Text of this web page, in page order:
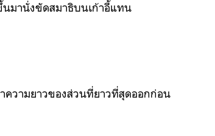
มานั่งขัดสมาธิบนเก้าอี้แทน
ความยาวของส่วนที่ยาวที่สุดออกก่อน